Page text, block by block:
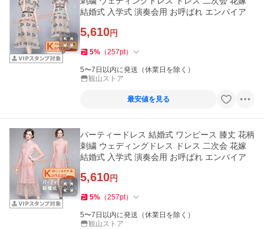
結婚式 入学式 演奏会用 お呼ばれ エンパイア
5,610円
5% （257pt）
5〜7日以内に発送（休業日を除く）
観山ストア
最安値を見る
パーティードレス 結婚式 ワンピース 膝丈 花柄
刺繍 ウェディングドレス ドレス 二次会 花嫁
結婚式 入学式 演奏会用 お呼ばれ エンパイア
5,610円
5% （257pt）
5〜7日以内に発送（休業日を除く）
観山ストア